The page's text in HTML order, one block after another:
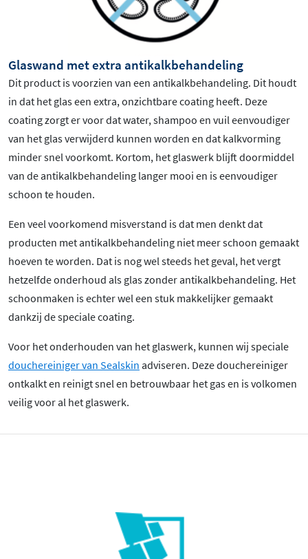
Glaswand met extra antikalkbehandeling
Dit product is voorzien van een antikalkbehandeling. Dit houdt
in dat het glas een extra, onzichtbare coating heeft. Deze
coating zorgt er voor dat water, shampoo en vuil eenvoudiger
van het glas verwijderd kunnen worden en dat kalkvorming
minder snel voorkomt. Kortom, het glaswerk blijft doormiddel
van de antikalkbehandeling langer mooi en is eenvoudiger
schoon te houden.
Een veel voorkomend misverstand is dat men denkt dat
producten met antikalkbehandeling niet meer schoon gemaakt
hoeven te worden. Dat is nog wel steeds het geval, het vergt
hetzelfde onderhoud als glas zonder antikalkbehandeling. Het
schoonmaken is echter wel een stuk makkelijker gemaakt
dankzij de speciale coating.
Voor het onderhouden van het glaswerk, kunnen wij speciale
douchereiniger van Sealskin adviseren. Deze douchereiniger
ontkalkt en reinigt snel en betrouwbaar het gas en is volkomen
veilig voor al het glaswerk.